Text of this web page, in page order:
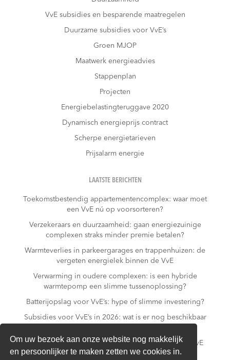
Om uw bezoek aan onze website nog makkelijk
en persoonlijker te maken zetten we cookies in.
VvE subsidies en besparende maatregelen
Duurzame subsidies voor VvE’s
Groen MJOP
Maatwerk energieadvies
Stappenplan
Projecten
Energiebelastingteruggave 2020
Dynamisch energieprijs contract
Scherpe energietarieven
Prijsalarm energie
LAATSTE BERICHTEN
Toekomstbestendig appartementencomplex: waar moet
een VvE nú op voorsorteren?
Verzekeraars en duurzaamheid: gaan energiezuinige
complexen straks minder premie betalen?
Warmteverlies in parkeergarages en trappenhuizen: de
vergeten energielek binnen de VvE
Verwarming in oudere complexen: is een hybride
warmtepomp een slimme tussenoplossing?
Batterijopslag voor VvE’s: hype of slimme investering?
Subsidies voor VvE’s in 2026: wat is er nog beschikbaar
Slim laden in parkeergarages: hoe voorkomt een VvE
overbelasting van de installatie?